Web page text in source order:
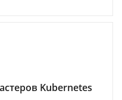
Kubernetes